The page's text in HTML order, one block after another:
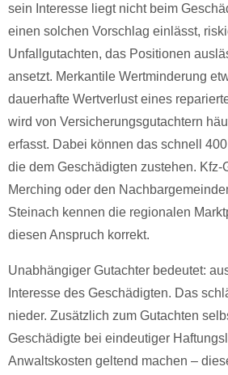
sein Interesse liegt nicht beim
einen solchen Vorschlag einlässt,
Unfallgutachten, das Positionen
ansetzt. Merkantile Wertminderung
dauerhafte Wertverlust eines
wird von Versicherungsgutachtern
erfasst. Dabei können das schnell
die dem Geschädigten zustehen. Kfz-
Merching oder den
Steinach kennen die regionalen
diesen Anspruch korrekt.
Unabhängiger Gutachter bedeutet:
Interesse des Geschädigten. Das
nieder. Zusätzlich zum Gutachten
Geschädigte bei eindeutiger
Anwaltskosten geltend machen –